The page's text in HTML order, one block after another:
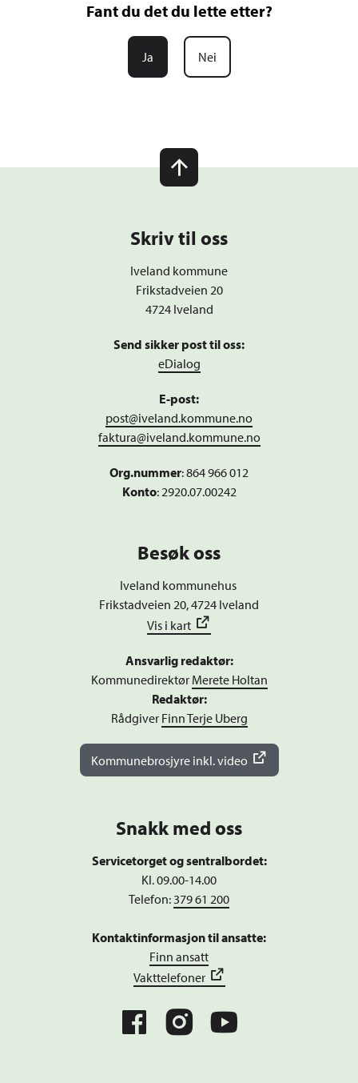
Fant du det du lette etter?
Ja Nei
Skriv til oss
Iveland kommune
Frikstadveien 20
4724 Iveland
Send sikker post til oss:
eDialog
E-post:
post@iveland.kommune.no
faktura@iveland.kommune.no
Org.nummer:864 966 012
Konto: 2920.07.00242
Besøk oss
Iveland kommunehus
Frikstadveien 20, 4724 Iveland
Vis i kart
Ansvarlig redaktør:
Kommunedirektør Merete Holtan
Redaktør:
Rådgiver Finn Terje Uberg
Kommunebrosjyre inkl. video
Snakk med oss
Servicetorget og sentralbordet:
Kl. 09.00-14.00
Telefon:379 61 200
Kontaktinformasjon til ansatte:
Finn ansatt
Vakttelefoner